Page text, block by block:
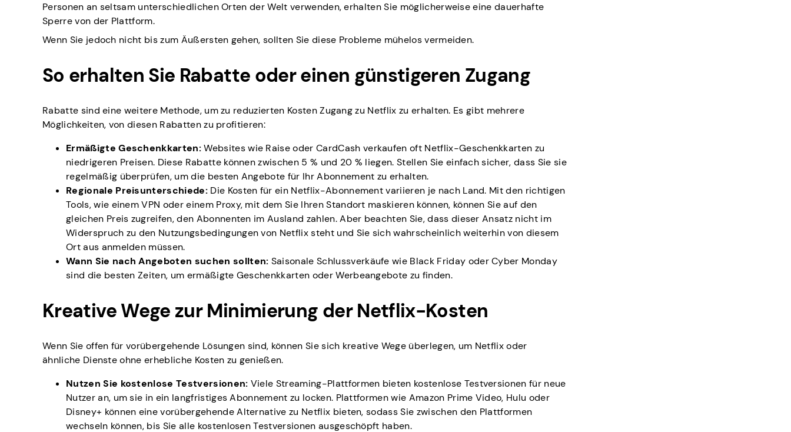
Personen an seltsam unterschiedlichen Orten der Welt verwenden, erhalten Sie möglicherweise eine dauerhafte
Sperre von der Plattform.
Wenn Sie jedoch nicht bis zum Äußersten gehen, sollten Sie diese Probleme mühelos vermeiden.
So erhalten Sie Rabatte oder einen günstigeren Zugang
Rabatte sind eine weitere Methode, um zu reduzierten Kosten Zugang zu Netflix zu erhalten. Es gibt mehrere
Möglichkeiten, von diesen Rabatten zu profitieren:
Ermäßigte Geschenkkarten:Websites wie Raise oder CardCash verkaufen oft Netflix-Geschenkkarten zu
niedrigeren Preisen. Diese Rabatte können zwischen 5 % und 20 % liegen. Stellen Sie einfach sicher, dass Sie sie
regelmäßig überprüfen, um die besten Angebote für Ihr Abonnement zu erhalten.
Regionale Preisunterschiede:Die Kosten für ein Netflix-Abonnement variieren je nach Land. Mit den richtigen
Tools, wie einem VPN oder einem Proxy, mit dem Sie Ihren Standort maskieren können, können Sie auf den
gleichen Preis zugreifen, den Abonnenten im Ausland zahlen. Aber beachten Sie, dass dieser Ansatz nicht im
Widerspruch zu den Nutzungsbedingungen von Netflix steht und Sie sich wahrscheinlich weiterhin von diesem
Ort aus anmelden müssen.
Wann Sie nach Angeboten suchen sollten: Saisonale Schlussverkäufe wie Black Friday oder Cyber Monday
sind die besten Zeiten, um ermäßigte Geschenkkarten oder Werbeangebote zu finden.
Kreative Wege zur Minimierung der Netflix-Kosten
Wenn Sie offen für vorübergehende Lösungen sind, können Sie sich kreative Wege überlegen, um Netflix oder
ähnliche Dienste ohne erhebliche Kosten zu genießen.
Nutzen Sie kostenlose Testversionen: Viele Streaming-Plattformen bieten kostenlose Testversionen für neue
Nutzer an, um sie in ein langfristiges Abonnement zu locken. Plattformen wie Amazon Prime Video, Hulu oder
Disney+ können eine vorübergehende Alternative zu Netflix bieten, sodass Sie zwischen den Plattformen
wechseln können, bis Sie alle kostenlosen Testversionen ausgeschöpft haben.